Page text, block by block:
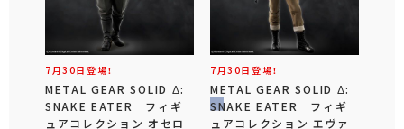
7月30日登場！
METAL GEAR SOLID Δ:
SNAKE EATER フィギ
ュアコレクション オセロ
7月30日登場！
METAL GEAR SOLID Δ:
SNAKE EATER フィギ
ュアコレクション エヴァ